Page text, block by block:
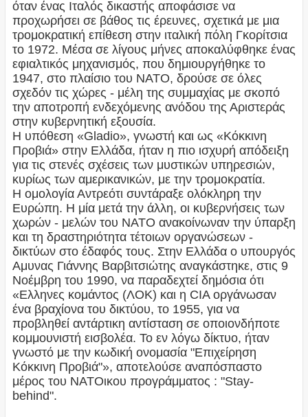
όταν ένας Ιταλός δικαστής αποφάσισε να
προχωρήσει σε βάθος τις έρευνες, σχετικά με μια
τρομοκρατική επίθεση στην ιταλική πόλη Γκορίτσια
το 1972. Μέσα σε λίγους μήνες αποκαλύφθηκε ένας
εφιαλτικός μηχανισμός, που δημιουργήθηκε το
1947, στο πλαίσιο του ΝΑΤΟ, δρούσε σε όλες
σχεδόν τις χώρες - μέλη της συμμαχίας με σκοπό
την αποτροπή ενδεχόμενης ανόδου της Αριστεράς
στην κυβερνητική εξουσία.
Η υπόθεση «Gladio», γνωστή και ως «Κόκκινη
Προβιά» στην Ελλάδα, ήταν η πιο ισχυρή απόδειξη
για τις στενές σχέσεις των μυστικών υπηρεσιών,
κυρίως των αμερικανικών, με την τρομοκρατία.
Η ομολογία Αντρεότι συντάραξε ολόκληρη την
Ευρώπη. Η μία μετά την άλλη, οι κυβερνήσεις των
χωρών - μελών του ΝΑΤΟ ανακοίνωναν την ύπαρξη
και τη δραστηριότητα τέτοιων οργανώσεων -
δικτύων στο έδαφός τους. Στην Ελλάδα ο υπουργός
Αμυνας Γιάννης Βαρβιτσιώτης αναγκάστηκε, στις 9
Νοέμβρη του 1990, να παραδεχτεί δημόσια ότι
«Ελληνες κομάντος (ΛΟΚ) και η CIA οργάνωσαν
ένα βραχίονα του δικτύου, το 1955, για να
προβληθεί αντάρτικη αντίσταση σε οποιονδήποτε
κομμουνιστή εισβολέα. Το εν λόγω δίκτυο, ήταν
γνωστό με την κωδική ονομασία "Επιχείρηση
Κόκκινη Προβιά"», αποτελούσε αναπόσπαστο
μέρος του ΝΑΤΟικου προγράμματος : "Stay-
behind".